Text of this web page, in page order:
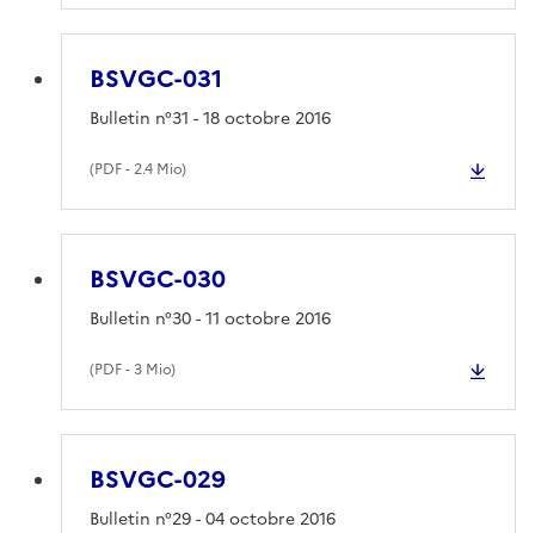
BSVGC-031
(PDF- 2.4 Mio)
Bulletin n°31 - 18 octobre 2016
BSVGC-030
(PDF- 3 Mio)
Bulletin n°30 - 11 octobre 2016
BSVGC-029
Bulletin n°29 - 04 octobre 2016